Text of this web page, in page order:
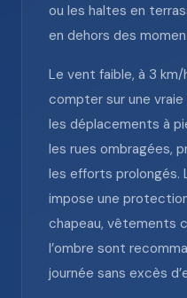
ou les haltes en
en dehors des
Le vent faible, à 3
compter sur une
les déplacements à
les rues ombragées,
les efforts prolongés.
impose une
chapeau, vêtements
l’ombre sont
journée sans excès